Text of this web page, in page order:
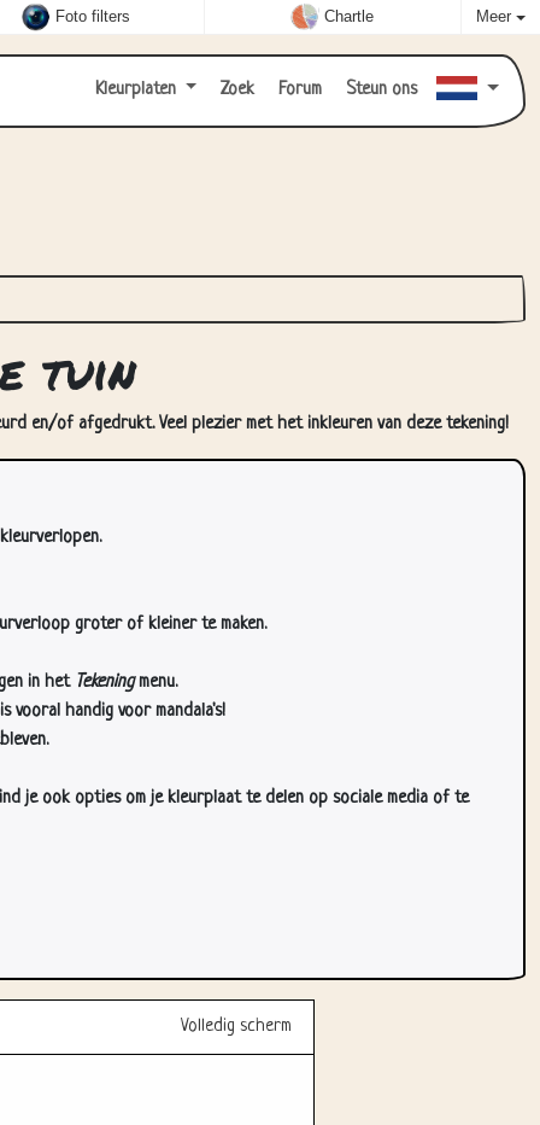
Foto filters Chartle Meer
Kleurplaten Zoek Forum Steun ons
tuin
en/of afgedrukt. Veel plezier met het inkleuren van deze tekening!
groter of kleiner te maken.
in het Tekeningmenu.
vooral handig voor mandala's!
je ook opties om je kleurplaat te delen op sociale media of te
Volledig scherm